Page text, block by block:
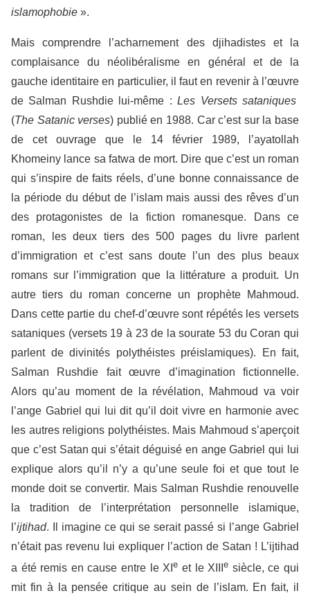
islamophobie ».
Mais comprendre l’acharnement des djihadistes et la
complaisance du néolibéralisme en général et de la
gauche identitaire en particulier, il faut en revenir à l’œuvre
de Salman Rushdie lui-même :Les Versets sataniques
(The Satanic verses) publié en 1988. Car c’est sur la base
de cet ouvrage que le 14 février 1989, l’ayatollah
Khomeiny lance sa fatwa de mort. Dire que c’est un roman
qui s’inspire de faits réels, d’une bonne connaissance de
la période du début de l’islam mais aussi des rêves d’un
des protagonistes de la fiction romanesque. Dans ce
roman, les deux tiers des 500 pages du livre parlent
d’immigration et c’est sans doute l’un des plus beaux
romans sur l’immigration que la littérature a produit. Un
autre tiers du roman concerne un prophète Mahmoud.
Dans cette partie du chef-d’œuvre sont répétés les versets
sataniques (versets 19 à 23 de la sourate 53 du Coran qui
parlent de divinités polythéistes préislamiques). En fait,
Salman Rushdie fait œuvre d’imagination fictionnelle.
Alors qu’au moment de la révélation, Mahmoud va voir
l’ange Gabriel qui lui dit qu’il doit vivre en harmonie avec
les autres religions polythéistes. Mais Mahmoud s’aperçoit
que c’est Satan qui s’était déguisé en ange Gabriel qui lui
explique alors qu’il n’y a qu’une seule foi et que tout le
monde doit se convertir. Mais Salman Rushdie renouvelle
la tradition de l’interprétation personnelle islamique,
l’ijtihad. Il imagine ce qui se serait passé si l’ange Gabriel
n’était pas revenu lui expliquer l’action de Satan ! L’ijtihad
a été remis en cause entre le XIe et le XIIIe siècle, ce qui
mit fin à la pensée critique au sein de l’islam. En fait, il